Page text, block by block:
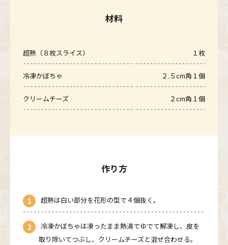
材料
超熟（８枚スライス） １枚
冷凍かぼちゃ ２.５cm角１個
クリームチーズ ２cm角１個
作り方
超熟は白い部分を花形の型で４個抜く。
冷凍かぼちゃは凍ったまま熱湯でゆでて解凍し、皮を
取り除いてつぶし、クリームチーズと混ぜ合わせる。